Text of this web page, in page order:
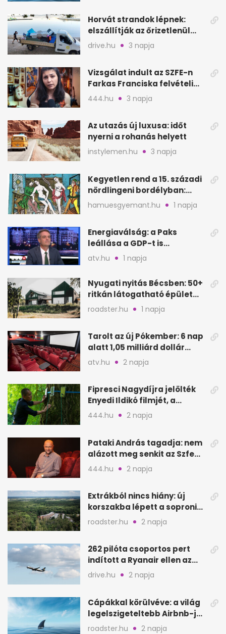
Horvát strandok lépnek:
elszállítják az őrizetlenül
hagyott törölközőket
drive.hu 3 napja
Vizsgálat indult az SZFE-n
Farkas Franciska felvételi
videója után
444.hu 3 napja
Az utazás új luxusa: időt
nyerni a rohanás helyett
instylemen.hu 3 napja
Kegyetlen rend a 15. századi
nördlingeni bordélyban:
verés, éheztetés
hamuesgyemant.hu 1 napja
Energiaválság: a Paks
leállása a GDP-t is
megütheti, int az
Oeconomus
atv.hu 1 napja
Nyugati nyitás Bécsben: 50+
ritkán látogatható épület
nyílik meg
roadster.hu 1 napja
Tarolt az új Pókember: 6 nap
alatt 1,05 milliárd dollár
bevétel
atv.hu 2 napja
Fipresci Nagydíjra jelölték
Enyedi Ildikó filmjét, a
Csendes barátot
444.hu 2 napja
Pataki András tagadja: nem
alázott meg senkit az Szfe
felvételijén
444.hu 2 napja
Extrákból nincs hiány: új
korszakba lépett a soproni
Fagus Hotel
roadster.hu 2 napja
262 pilóta csoportos pert
indított a Ryanair ellen az
Egyesült Királyságban
drive.hu 2 napja
Cápákkal körülvéve: a világ
legelszigeteltebb Airbnb-je
a nyílt tengeren
roadster.hu 2 napja